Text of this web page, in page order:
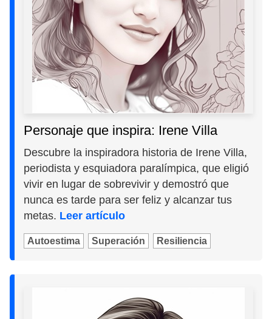
Personaje que inspira: Irene Villa
Descubre la inspiradora historia de Irene Villa,
periodista y esquiadora paralímpica, que eligió
vivir en lugar de sobrevivir y demostró que
nunca es tarde para ser feliz y alcanzar tus
metas. Leer artículo
Autoestima Superación Resiliencia